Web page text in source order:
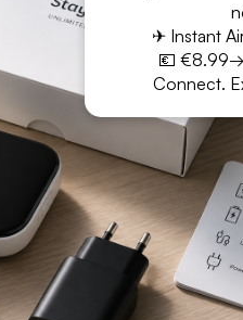
✈ Instant
💶
Connect.